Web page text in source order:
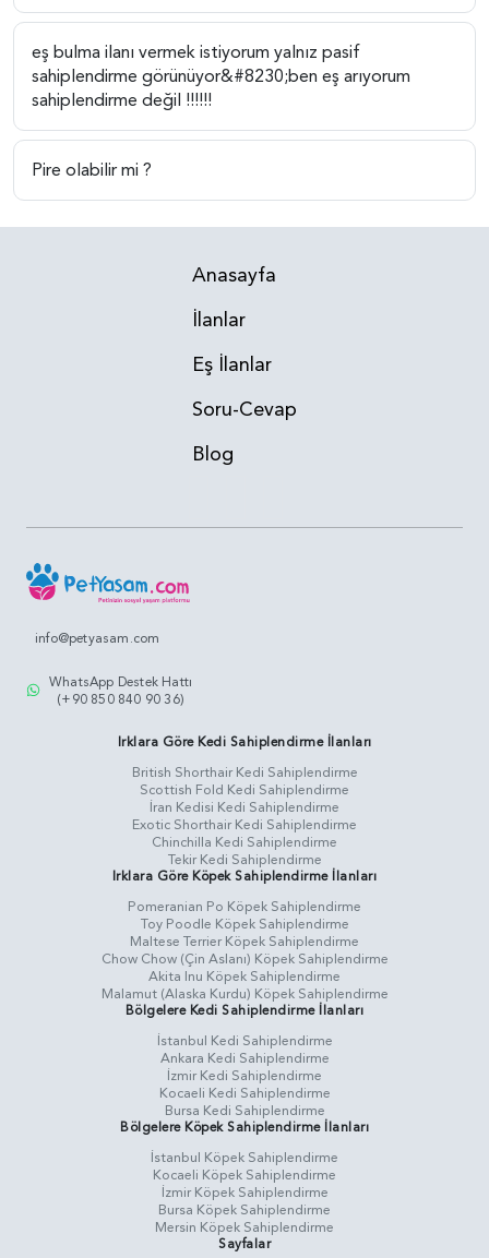
eş bulma ilanı vermek istiyorum yalnız pasif
sahiplendirme görünüyor&#8230;ben eş arıyorum
sahiplendirme değil !!!!!!
Pire olabilir mi ?
Anasayfa
İlanlar
Eş İlanlar
Soru-Cevap
Blog
info@petyasam.com
WhatsApp Destek Hattı
(+90 850 840 90 36)
Irklara Göre Kedi Sahiplendirme İlanları
British Shorthair Kedi Sahiplendirme
Scottish Fold Kedi Sahiplendirme
İran Kedisi Kedi Sahiplendirme
Exotic Shorthair Kedi Sahiplendirme
Chinchilla Kedi Sahiplendirme
Tekir Kedi Sahiplendirme
Irklara Göre Köpek Sahiplendirme İlanları
Pomeranian Po Köpek Sahiplendirme
Toy Poodle Köpek Sahiplendirme
Maltese Terrier Köpek Sahiplendirme
Chow Chow (Çin Aslanı) Köpek Sahiplendirme
Akita Inu Köpek Sahiplendirme
Malamut (Alaska Kurdu) Köpek Sahiplendirme
Bölgelere Kedi Sahiplendirme İlanları
İstanbul Kedi Sahiplendirme
Ankara Kedi Sahiplendirme
İzmir Kedi Sahiplendirme
Kocaeli Kedi Sahiplendirme
Bursa Kedi Sahiplendirme
Bölgelere Köpek Sahiplendirme İlanları
İstanbul Köpek Sahiplendirme
Kocaeli Köpek Sahiplendirme
İzmir Köpek Sahiplendirme
Bursa Köpek Sahiplendirme
Mersin Köpek Sahiplendirme
Sayfalar